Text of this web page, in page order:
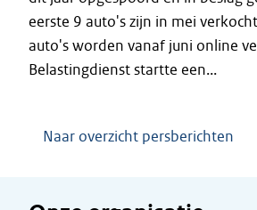
eerste 9 auto's zijn in mei
auto's worden vanaf juni online
Belastingdienst startte een...
Naar overzicht persberichten